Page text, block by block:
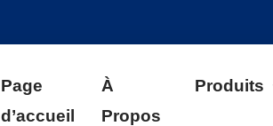
Page
d’accueil
À
Propos
Produits